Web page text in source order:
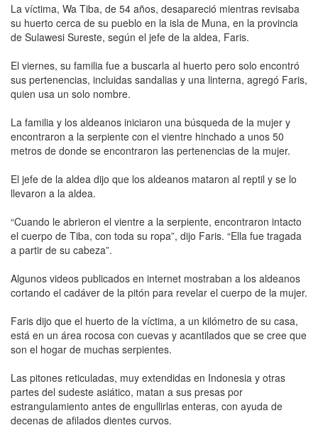
La ví­ctima, Wa Tiba, de 54 años, desapareció mientras revisaba
su huerto cerca de su pueblo en la isla de Muna, en la provincia
de Sulawesi Sureste, según el jefe de la aldea, Faris.
El viernes, su familia fue a buscarla al huerto pero solo encontró
sus pertenencias, incluidas sandalias y una linterna, agregó Faris,
quien usa un solo nombre.
La familia y los aldeanos iniciaron una búsqueda de la mujer y
encontraron a la serpiente con el vientre hinchado a unos 50
metros de donde se encontraron las pertenencias de la mujer.
El jefe de la aldea dijo que los aldeanos mataron al reptil y se lo
llevaron a la aldea.
“Cuando le abrieron el vientre a la serpiente, encontraron intacto
el cuerpo de Tiba, con toda su ropa”, dijo Faris. “Ella fue tragada
a partir de su cabeza”.
Algunos videos publicados en internet mostraban a los aldeanos
cortando el cadáver de la pitón para revelar el cuerpo de la mujer.
Faris dijo que el huerto de la ví­ctima, a un kilómetro de su casa,
está en un área rocosa con cuevas y acantilados que se cree que
son el hogar de muchas serpientes.
Las pitones reticuladas, muy extendidas en Indonesia y otras
partes del sudeste asiático, matan a sus presas por
estrangulamiento antes de engullirlas enteras, con ayuda de
decenas de afilados dientes curvos.